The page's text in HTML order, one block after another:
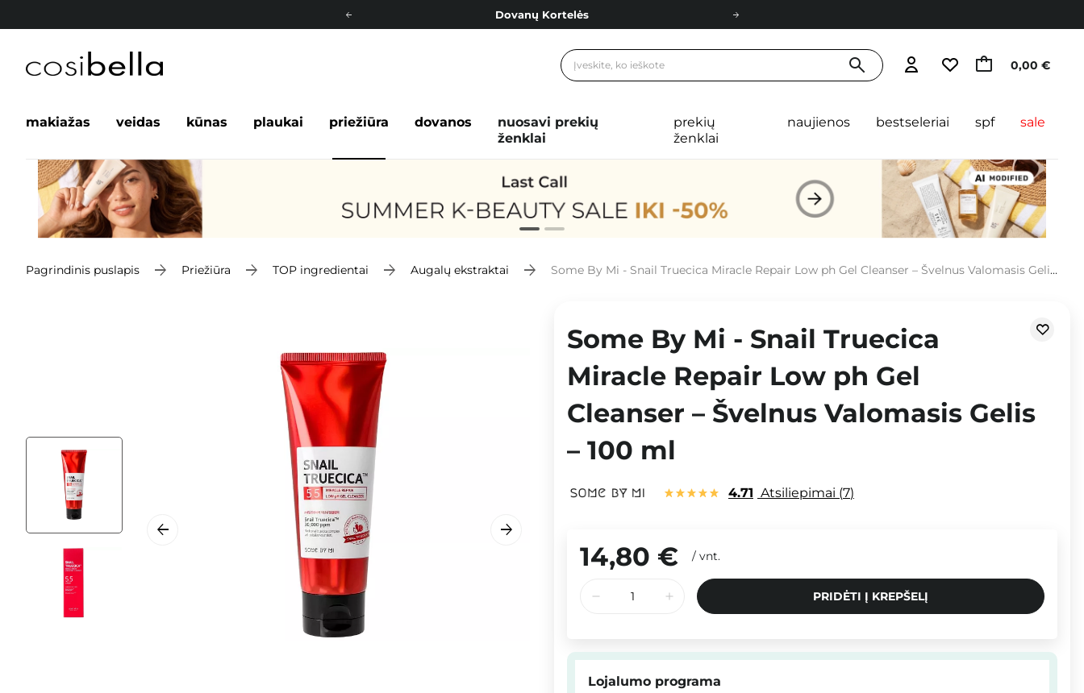
Dovanų Kortelės
Nemokamas pristatymas nuo 40,00 € 0,00 €
makiažas veidas kūnas plaukai priežiūra dovanos
nuosavi prekių
ženklai
prekių
ženklai
naujienos bestseleriai spf sale
Pagrindinis puslapis Priežiūra TOP ingredientai Augalų ekstraktai Some By Mi - Snail Truecica Miracle Repair Low ph Gel Cleanser – Švelnus Valomasis Gelis – 100 ml
Some By Mi - Snail Truecica
Miracle Repair Low ph Gel
Cleanser – Švelnus Valomasis Gelis
– 100 ml
4.71 Atsiliepimai 7
14,80 € / vnt.
PRIDĖTI Į KREPŠELĮ
Lojalumo programa